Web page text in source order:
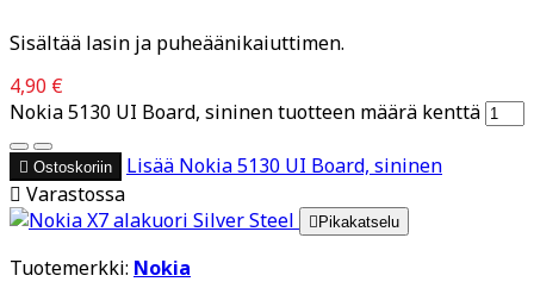
Sisältää lasin ja puheäänikaiuttimen.
4,90 €
Nokia 5130 UI Board, sininen tuotteen määrä kenttä
 Ostoskoriin Lisää Nokia 5130 UI Board, sininen
 Varastossa
 Pikakatselu
Tuotemerkki: Nokia